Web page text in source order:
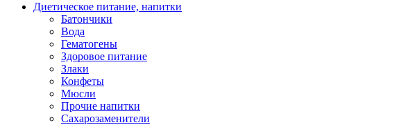
Диетическое питание, напитки
Батончики
Вода
Гематогены
Здоровое питание
Злаки
Конфеты
Мюсли
Прочие напитки
Сахарозаменители